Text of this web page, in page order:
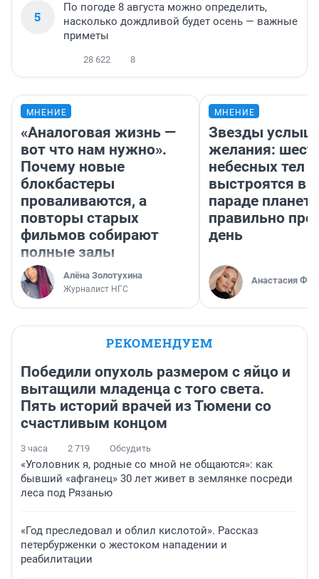
5
По погоде 8 августа можно определить,
насколько дождливой будет осень — важные
приметы
28 622 8
МНЕНИЕ
«Аналоговая жизнь —
вот что нам нужно».
Почему новые
блокбастеры
проваливаются, а
повторы старых
фильмов собирают
полные залы
Алёна Золотухина
Журналист НГС
МНЕНИЕ
Звезды
желания:
небесных тел
выстроятся в
параде планет
правильно
день
Анастасия
РЕКОМЕНДУЕМ
Победили опухоль размером с яйцо и
вытащили младенца с того света.
Пять историй врачей из Тюмени со
счастливым концом
3 часа 2 719 Обсудить
«Уголовник я, родные со мной не общаются»: как
бывший «афганец» 30 лет живет в землянке посреди
леса под Рязанью
«Год преследовал и облил кислотой». Рассказ
петербурженки о жестоком нападении и
реабилитации